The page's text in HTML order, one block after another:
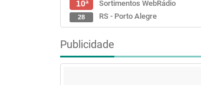
10ª
Sortimentos WebRádio
RS - Porto Alegre
28
Publicidade